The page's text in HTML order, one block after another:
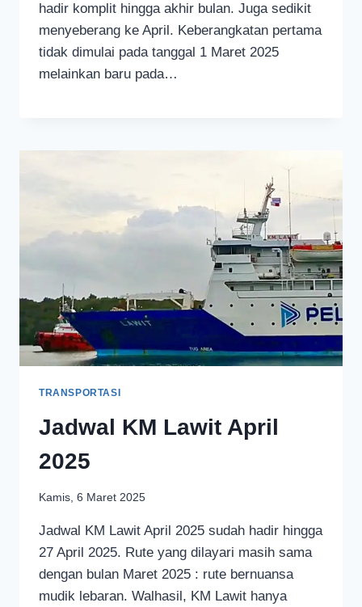
hadir komplit hingga akhir bulan. Juga sedikit
menyeberang ke April. Keberangkatan pertama
tidak dimulai pada tanggal 1 Maret 2025
melainkan baru pada…
TRANSPORTASI
Jadwal KM Lawit April
2025
Kamis, 6 Maret 2025
Jadwal KM Lawit April 2025 sudah hadir hingga
27 April 2025. Rute yang dilayari masih sama
dengan bulan Maret 2025 : rute bernuansa
mudik lebaran. Walhasil, KM Lawit hanya